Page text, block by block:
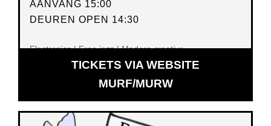
AANVANG 15:00
DEUREN OPEN 14:30
Electronics | Free jazz | Modern creative
TICKETS VIA WEBSITE
MURF/MURWOPENT
IN